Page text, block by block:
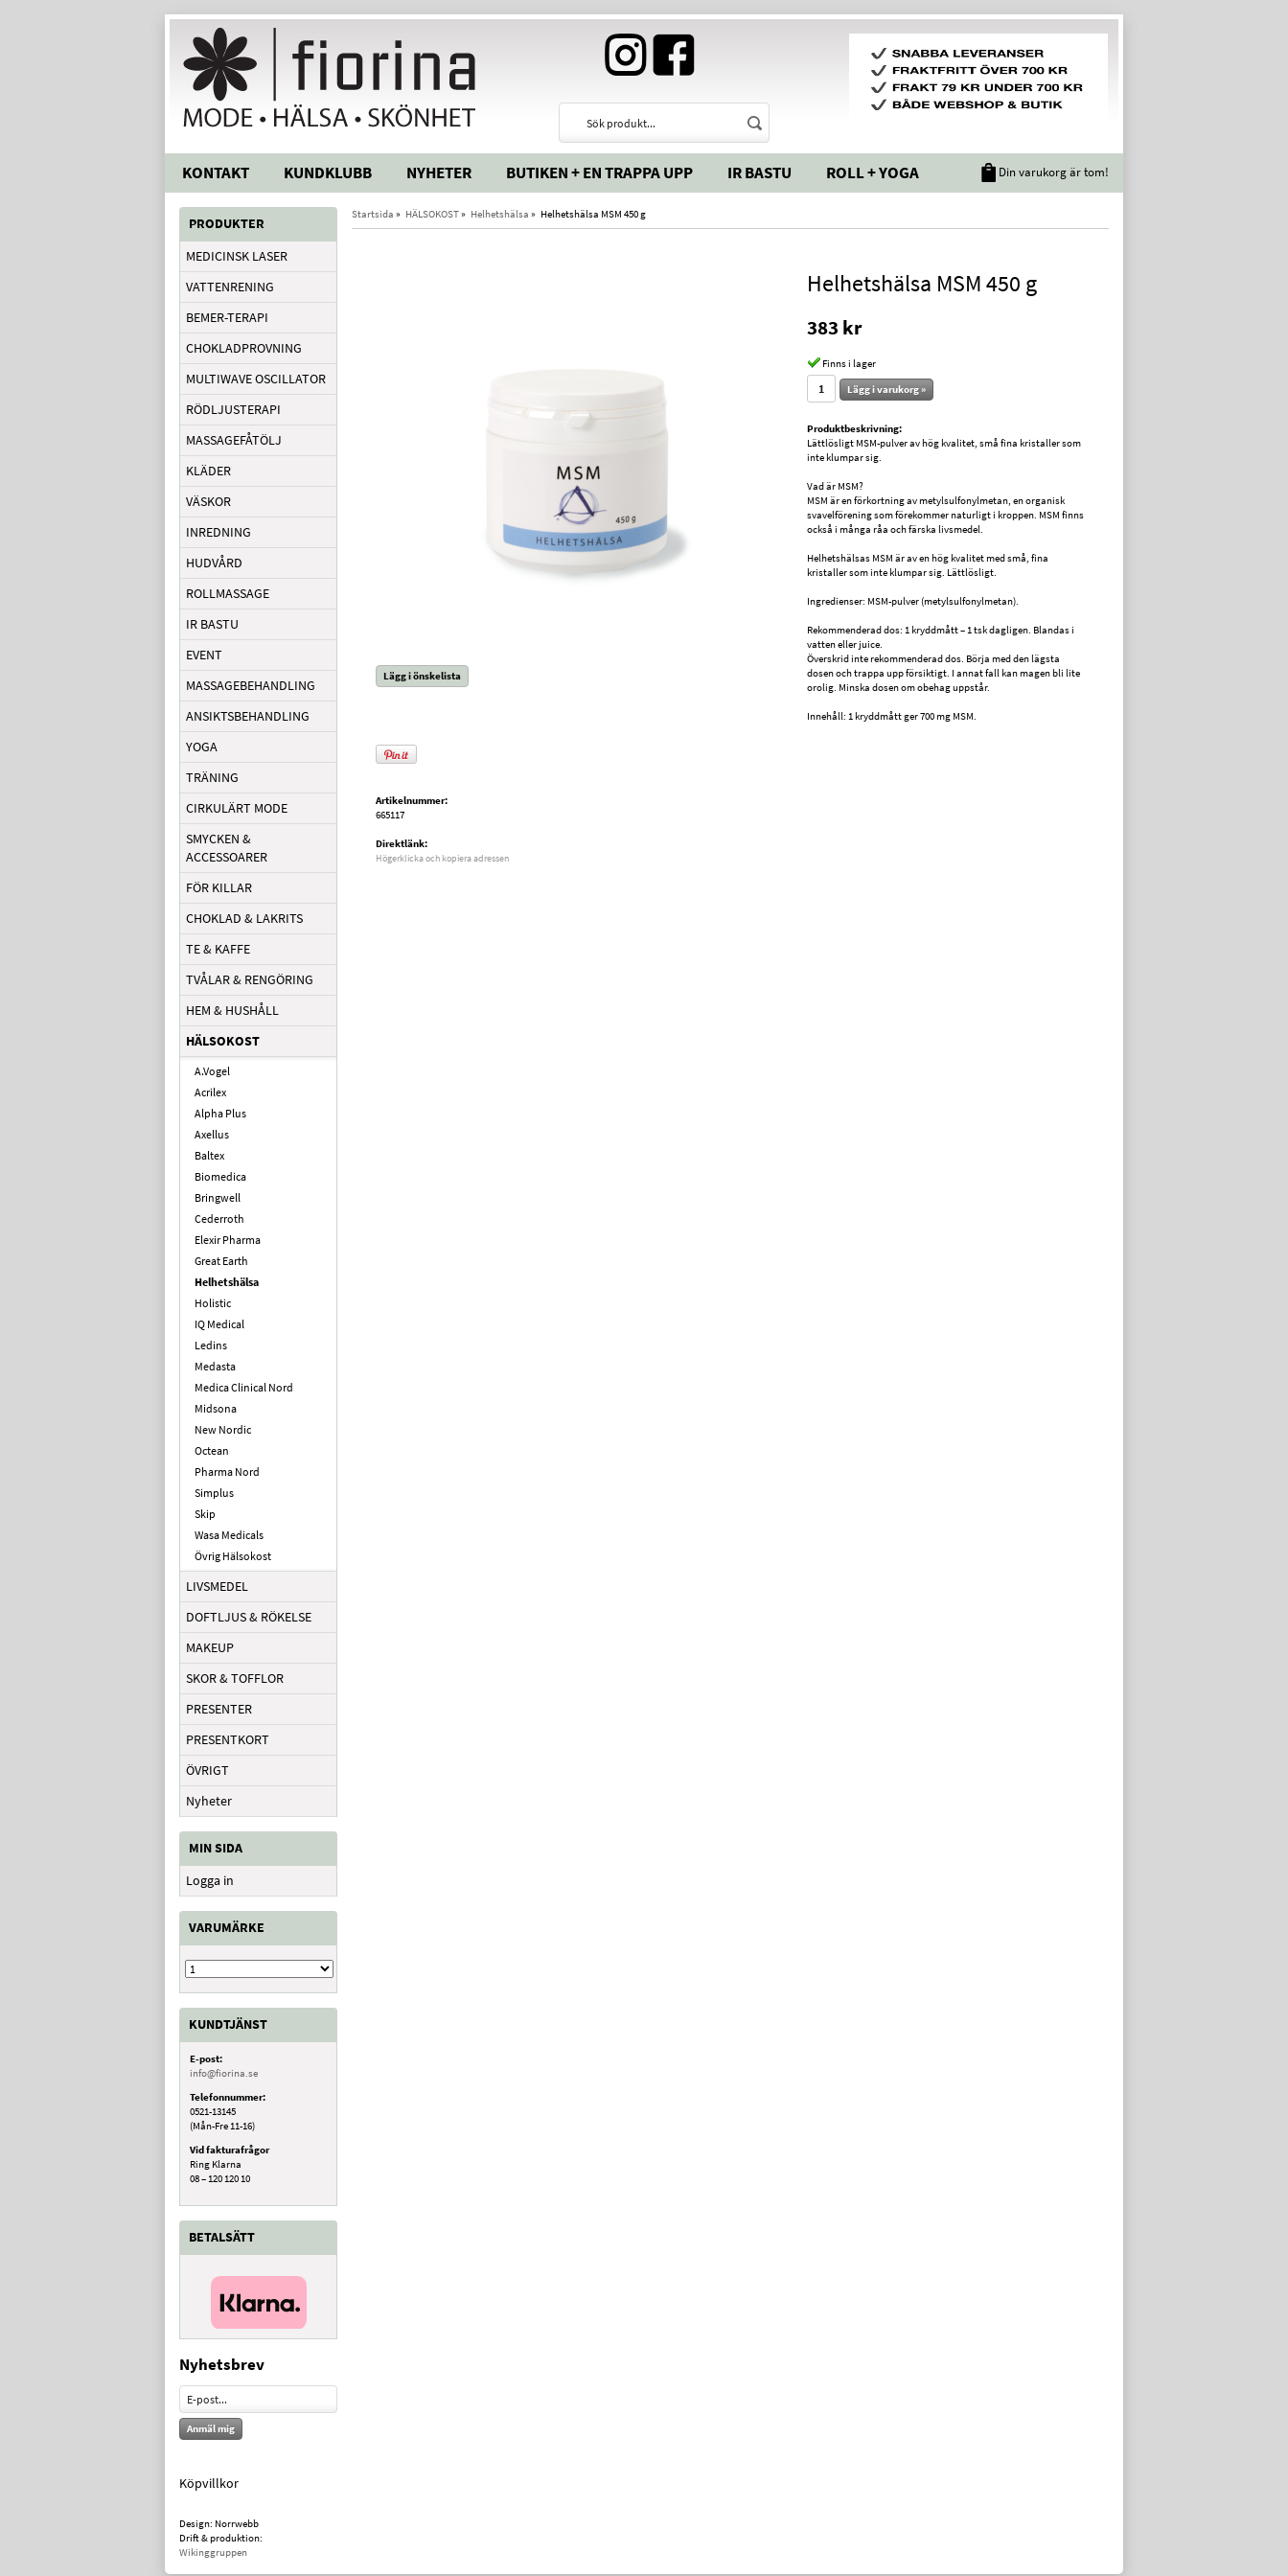
KONTAKT KUNDKLUBB NYHETER BUTIKEN + EN TRAPPA UPP IR BASTU ROLL + YOGA Din varukorg är tom!
PRODUKTER
MEDICINSK LASER
VATTENRENING
BEMER-TERAPI
CHOKLADPROVNING
MULTIWAVE OSCILLATOR
RÖDLJUSTERAPI
MASSAGEFÅTÖLJ
KLÄDER
VÄSKOR
INREDNING
HUDVÅRD
ROLLMASSAGE
IR BASTU
EVENT
MASSAGEBEHANDLING
ANSIKTSBEHANDLING
YOGA
TRÄNING
CIRKULÄRT MODE
SMYCKEN &
ACCESSOARER
FÖR KILLAR
CHOKLAD & LAKRITS
TE & KAFFE
TVÅLAR & RENGÖRING
HEM & HUSHÅLL
HÄLSOKOST
A.Vogel
Acrilex
Alpha Plus
Axellus
Baltex
Biomedica
Bringwell
Cederroth
Elexir Pharma
Great Earth
Helhetshälsa
Holistic
IQ Medical
Ledins
Medasta
Medica Clinical Nord
Midsona
New Nordic
Octean
Pharma Nord
Simplus
Skip
Wasa Medicals
Övrig Hälsokost
LIVSMEDEL
DOFTLJUS & RÖKELSE
MAKEUP
SKOR & TOFFLOR
PRESENTER
PRESENTKORT
ÖVRIGT
Nyheter
MIN SIDA
Logga in
VARUMÄRKE
KUNDTJÄNST
E-post:
info@fiorina.se
Telefonnummer:
0521-13145
(Mån-Fre 11-16)
Vid fakturafrågor
Ring Klarna
08 – 120 120 10
BETALSÄTT
Nyhetsbrev
Anmäl mig
Köpvillkor
Design: Norrwebb
Drift & produktion:
Wikinggruppen
Startsida » HÄLSOKOST» Helhetshälsa » Helhetshälsa MSM 450 g
Lägg i önskelista
Artikelnummer:
665117
Direktlänk:
Högerklicka och kopiera adressen
Helhetshälsa MSM 450 g
383 kr
Finns i lager
Lägg i varukorg »
Produktbeskrivning:
Lättlösligt MSM-pulver av hög kvalitet, små fina kristaller som
inte klumpar sig.
Vad är MSM?
MSM är en förkortning av metylsulfonylmetan, en organisk
svavelförening som förekommer naturligt i kroppen. MSM finns
också i många råa och färska livsmedel.
Helhetshälsas MSM är av en hög kvalitet med små, fina
kristaller som inte klumpar sig. Lättlösligt.
Ingredienser: MSM-pulver (metylsulfonylmetan).
Rekommenderad dos: 1 kryddmått – 1 tsk dagligen. Blandas i
vatten eller juice.
Överskrid inte rekommenderad dos. Börja med den lägsta
dosen och trappa upp försiktigt. I annat fall kan magen bli lite
orolig. Minska dosen om obehag uppstår.
Innehåll: 1 kryddmått ger 700 mg MSM.